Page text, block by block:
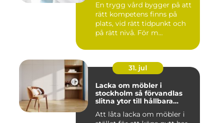
En trygg vård bygger på att
rätt kompetens finns på
plats, vid rätt tidpunkt och
på rätt nivå. För m...
31. jul
Lacka om möbler i
stockholm så förvandlas
slitna ytor till hållbara
Att låta lacka om möbler i